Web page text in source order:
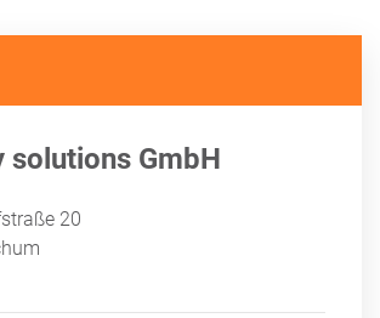
solutions GmbH
20